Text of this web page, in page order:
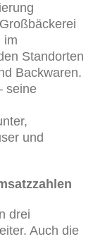
im
Standorten
Backwaren.
seine
und
drei
Auch die